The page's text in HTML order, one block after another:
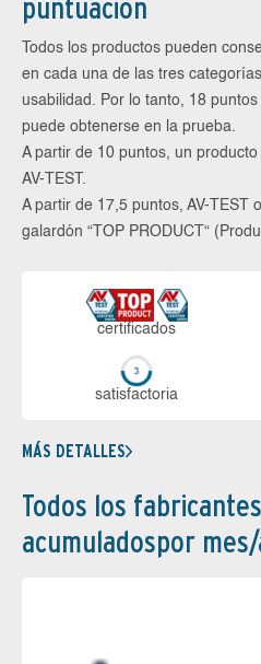
Todos los productos pueden
en cada una de las tres
usabilidad. Por lo tanto, 18
puede obtenerse en la prueba.
A partir de 10 puntos, un
AV-TEST.
A partir de 17,5 puntos, AV-TEST
galardón “TOP PRODUCT“
certi­ficados
sa­tis­fac­to­ria
MÁS DETALLES
Todos los
acumuladospor